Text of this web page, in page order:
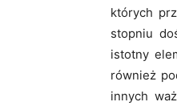
których
stopniu
istotny
również
innych